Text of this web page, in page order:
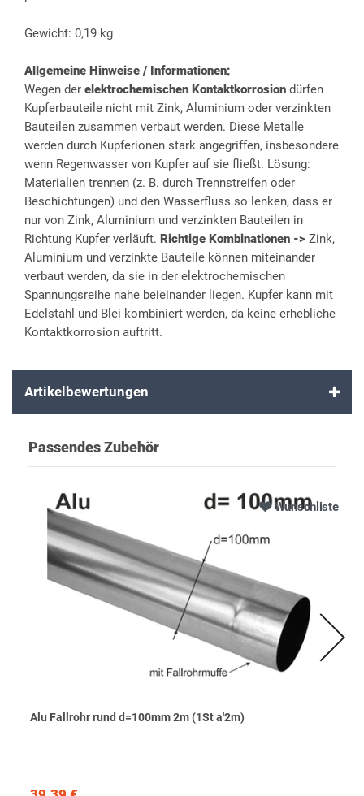
Gewicht: 0,19 kg
Allgemeine Hinweise / Informationen:
Wegen der elektrochemischen Kontaktkorrosion dürfen
Kupferbauteile nicht mit Zink, Aluminium oder verzinkten
Bauteilen zusammen verbaut werden. Diese Metalle
werden durch Kupferionen stark angegriffen, insbesondere
wenn Regenwasser von Kupfer auf sie fließt. Lösung:
Materialien trennen (z. B. durch Trennstreifen oder
Beschichtungen) und den Wasserfluss so lenken, dass er
nur von Zink, Aluminium und verzinkten Bauteilen in
Richtung Kupfer verläuft. Richtige Kombinationen -> Zink,
Aluminium und verzinkte Bauteile können miteinander
verbaut werden, da sie in der elektrochemischen
Spannungsreihe nahe beieinander liegen. Kupfer kann mit
Edelstahl und Blei kombiniert werden, da keine erhebliche
Kontaktkorrosion auftritt.
Artikelbewertungen
Passendes Zubehör
Wunschliste
Alu Fallrohr rund d=100mm 2m (1St a'2m)